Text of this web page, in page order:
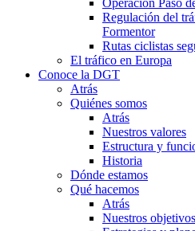
Operación Paso
Regulación del
Formentor
Rutas ciclistas
El tráfico en Europa
Conoce la DGT
Atrás
Quiénes somos
Atrás
Nuestros valores
Estructura y
Historia
Dónde estamos
Qué hacemos
Atrás
Nuestros objetivos